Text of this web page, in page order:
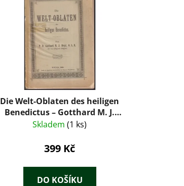
Die Welt-Oblaten des heiligen
Benedictus – Gotthard M. J.
Heigl (1898)
Skladem(1 ks)
399 Kč
DO KOŠÍKU